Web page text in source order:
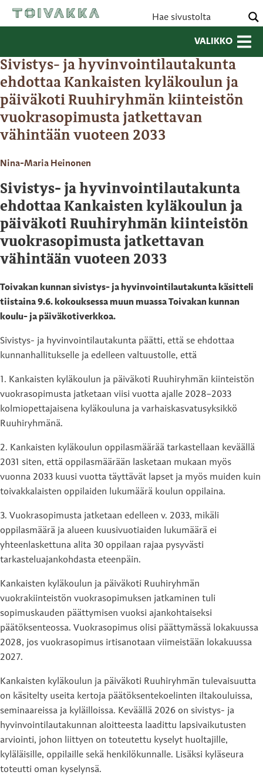
VALIKKO
Sivistys- ja hyvinvointilautakunta
ehdottaa Kankaisten kyläkoulun ja
päiväkoti Ruuhiryhmän kiinteistön
vuokrasopimusta jatkettavan
vähintään vuoteen 2033
Nina-Maria Heinonen
Sivistys- ja hyvinvointilautakunta
ehdottaa Kankaisten kyläkoulun ja
päiväkoti Ruuhiryhmän kiinteistön
vuokrasopimusta jatkettavan
vähintään vuoteen 2033
Toivakan kunnan sivistys- ja hyvinvointilautakunta käsitteli
tiistaina 9.6. kokouksessa muun muassa Toivakan kunnan
koulu- ja päiväkotiverkkoa.
Sivistys- ja hyvinvointilautakunta päätti, että se ehdottaa
kunnanhallitukselle ja edelleen valtuustolle, että
1. Kankaisten kyläkoulun ja päiväkoti Ruuhiryhmän kiinteistön
vuokrasopimusta jatketaan viisi vuotta ajalle 2028–2033
kolmiopettajaisena kyläkouluna ja varhaiskasvatusyksikkö
Ruuhiryhmänä.
2. Kankaisten kyläkoulun oppilasmäärää tarkastellaan keväällä
2031 siten, että oppilasmäärään lasketaan mukaan myös
vuonna 2033 kuusi vuotta täyttävät lapset ja myös muiden kuin
toivakkalaisten oppilaiden lukumäärä koulun oppilaina.
3. Vuokrasopimusta jatketaan edelleen v. 2033, mikäli
oppilasmäärä ja alueen kuusivuotiaiden lukumäärä ei
yhteenlaskettuna alita 30 oppilaan rajaa pysyvästi
tarkasteluajankohdasta eteenpäin.
Kankaisten kyläkoulun ja päiväkoti Ruuhiryhmän
vuokrakiinteistön vuokrasopimuksen jatkaminen tuli
sopimuskauden päättymisen vuoksi ajankohtaiseksi
päätöksenteossa. Vuokrasopimus olisi päättymässä lokakuussa
2028, jos vuokrasopimus irtisanotaan viimeistään lokakuussa
2027.
Kankaisten kyläkoulun ja päiväkoti Ruuhiryhmän tulevaisuutta
on käsitelty useita kertoja päätöksentekoelinten iltakouluissa,
seminaareissa ja kyläilloissa. Keväällä 2026 on sivistys- ja
hyvinvointilautakunnan aloitteesta laadittu lapsivaikutusten
arviointi, johon liittyen on toteutettu kyselyt huoltajille,
kyläläisille, oppilaille sekä henkilökunnalle. Lisäksi kyläseura
toteutti oman kyselynsä.